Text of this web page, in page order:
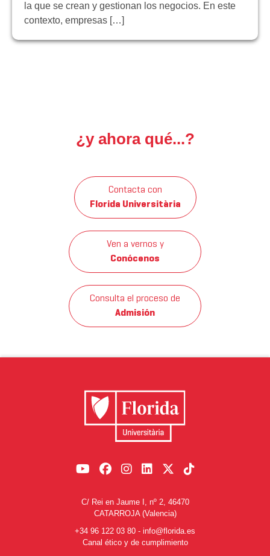
la que se crean y gestionan los negocios. En este
contexto, empresas […]
¿y ahora qué...?
Contacta con
Florida Universitària
Ven a vernos y
Conócenos
Consulta el proceso de
Admisión
C/ Rei en Jaume I, nº 2, 46470
CATARROJA (Valencia)
+34 96 122 03 80 - info@florida.es
Canal ético y de cumplimiento